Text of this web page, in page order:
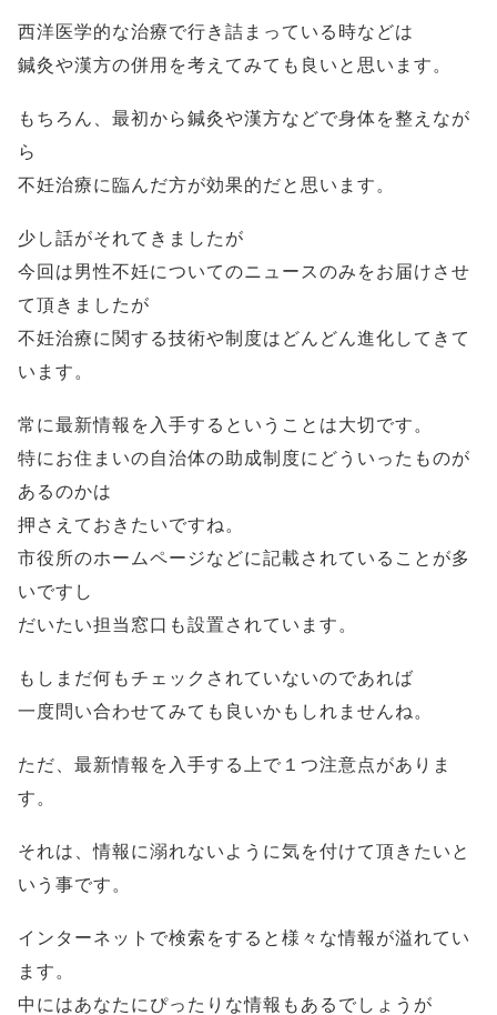
西洋医学的な治療で行き詰まっている時などは
鍼灸や漢方の併用を考えてみても良いと思います。
もちろん、最初から鍼灸や漢方などで身体を整えなが
ら
不妊治療に臨んだ方が効果的だと思います。
少し話がそれてきましたが
今回は男性不妊についてのニュースのみをお届けさせ
て頂きましたが
不妊治療に関する技術や制度はどんどん進化してきて
います。
常に最新情報を入手するということは大切です。
特にお住まいの自治体の助成制度にどういったものが
あるのかは
押さえておきたいですね。
市役所のホームページなどに記載されていることが多
いですし
だいたい担当窓口も設置されています。
もしまだ何もチェックされていないのであれば
一度問い合わせてみても良いかもしれませんね。
ただ、最新情報を入手する上で１つ注意点がありま
す。
それは、情報に溺れないように気を付けて頂きたいと
いう事です。
インターネットで検索をすると様々な情報が溢れてい
ます。
中にはあなたにぴったりな情報もあるでしょうが